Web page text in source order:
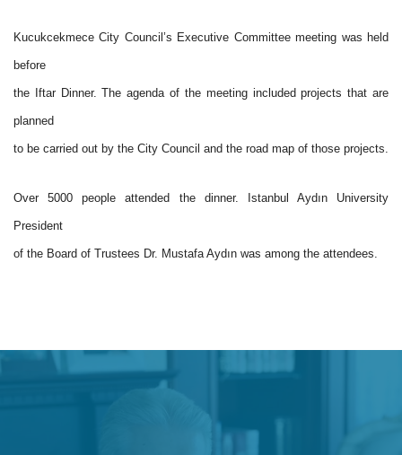
Kucukcekmece City Council’s Executive Committee meeting was held
before
the Iftar Dinner. The agenda of the meeting included projects that are
planned
to be carried out by the City Council and the road map of those projects.
Over 5000 people attended the dinner. Istanbul Aydın University
President
of the Board of Trustees Dr. Mustafa Aydın was among the attendees.